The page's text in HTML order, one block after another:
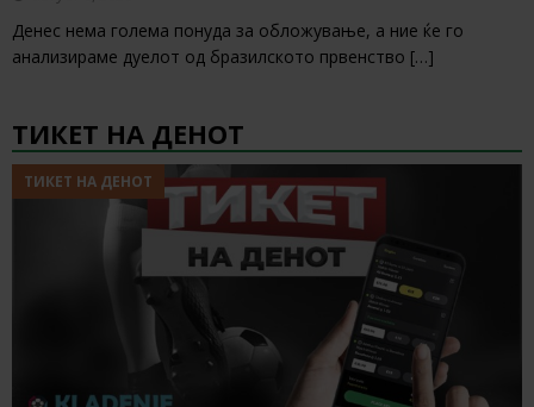
Денес нема голема понуда за обложување, а ние ќе го
анализираме дуелот од бразилското првенство […]
ТИКЕТ НА ДЕНОТ
ТИКЕТ НА ДЕНОТ